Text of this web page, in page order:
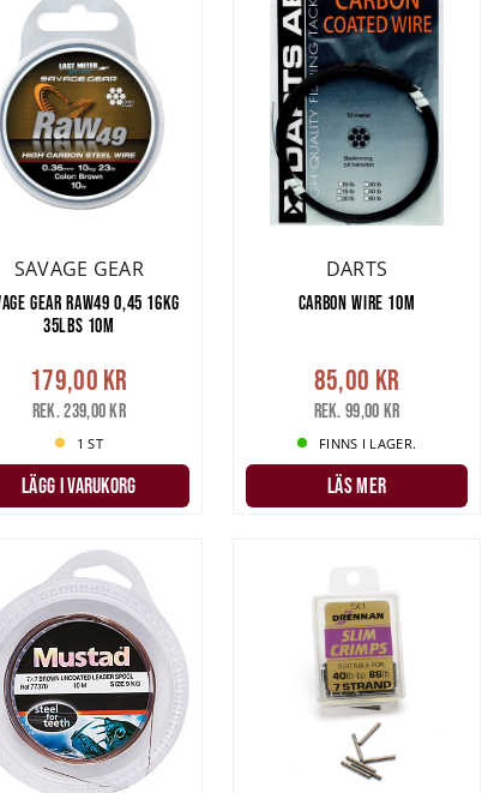
SAVAGE GEAR
GEAR RAW49 0,45 16KG
35LBS 10M
179,00 kr
Rek. 239,00 kr
1 ST
LÄGG I VARUKORG
DARTS
CARBON WIRE 10M
85,00 kr
Rek. 99,00 kr
FINNS I LAGER.
LÄS MER